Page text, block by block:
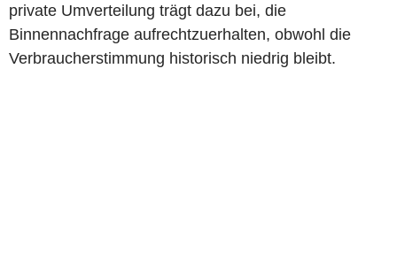
private Umverteilung trägt dazu bei, die
Binnennachfrage aufrechtzuerhalten, obwohl die
Verbraucherstimmung historisch niedrig bleibt.